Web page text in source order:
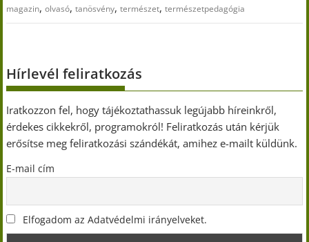
magazin,olvasó,tanösvény,természet,természetpedagógia
Hírlevél feliratkozás
Iratkozzon fel, hogy tájékoztathassuk legújabb híreinkről,
érdekes cikkekről, programokról! Feliratkozás után kérjük
erősítse meg feliratkozási szándékát, amihez e-mailt küldünk.
E-mail cím
Elfogadom az Adatvédelmi irányelveket.